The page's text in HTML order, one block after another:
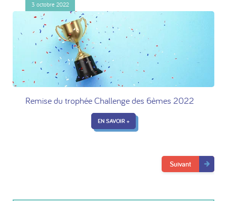
3 octobre 2022
Remise du trophée Challenge des 6èmes 2022
EN SAVOIR +
Suivant